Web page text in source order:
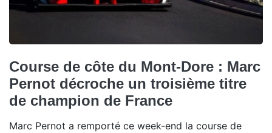
Course de côte du Mont-Dore : Marc
Pernot décroche un troisième titre
de champion de France
Marc Pernot a remporté ce week-end la course de